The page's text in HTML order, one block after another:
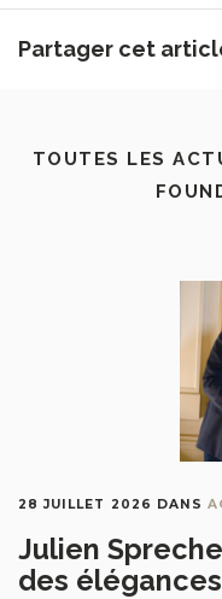
Partager cet
TOUTES LES
28 JUILLET 2026 DANS
Julien
des élégances